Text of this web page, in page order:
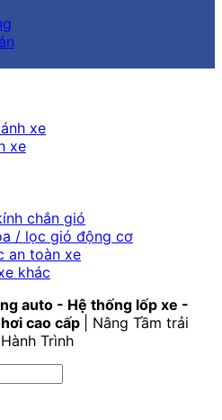
xe
xe
chắn gió
/ lọc gió động cơ
an toàn xe
khác
auto - Hệ thống lốp xe -
cao cấp
| Nâng Tầm trải
Trình